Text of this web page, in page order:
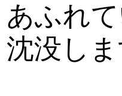
あふれ
沈没しま